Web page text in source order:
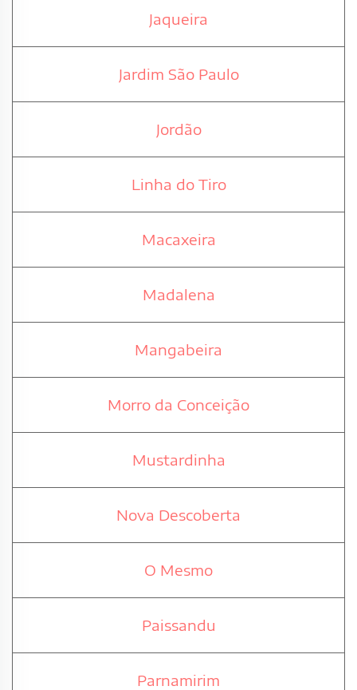
Jaqueira
Jardim São Paulo
Jordão
Linha do Tiro
Macaxeira
Madalena
Mangabeira
Morro da Conceição
Mustardinha
Nova Descoberta
O Mesmo
Paissandu
Parnamirim